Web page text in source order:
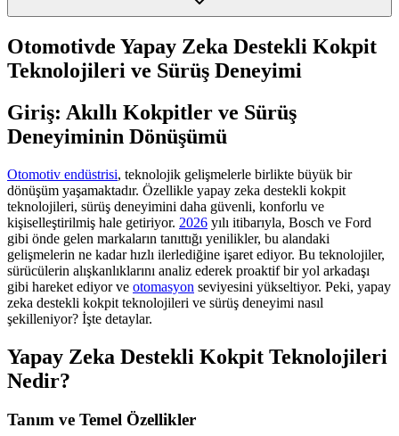
Otomotivde Yapay Zeka Destekli Kokpit
Teknolojileri ve Sürüş Deneyimi
Giriş: Akıllı Kokpitler ve Sürüş
Deneyiminin Dönüşümü
Otomotiv endüstrisi, teknolojik gelişmelerle birlikte büyük bir
dönüşüm yaşamaktadır. Özellikle yapay zeka destekli kokpit
teknolojileri, sürüş deneyimini daha güvenli, konforlu ve
kişiselleştirilmiş hale getiriyor. 2026 yılı itibarıyla, Bosch ve Ford
gibi önde gelen markaların tanıttığı yenilikler, bu alandaki
gelişmelerin ne kadar hızlı ilerlediğine işaret ediyor. Bu teknolojiler,
sürücülerin alışkanlıklarını analiz ederek proaktif bir yol arkadaşı
gibi hareket ediyor ve otomasyon seviyesini yükseltiyor. Peki, yapay
zeka destekli kokpit teknolojileri ve sürüş deneyimi nasıl
şekilleniyor? İşte detaylar.
Yapay Zeka Destekli Kokpit Teknolojileri
Nedir?
Tanım ve Temel Özellikler